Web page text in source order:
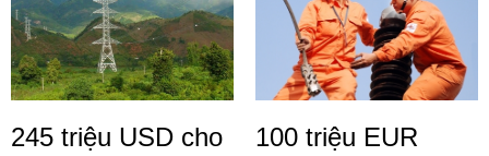
245 triệu USD cho
100 triệu EUR